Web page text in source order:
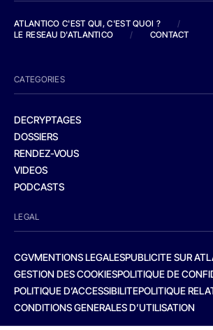
ATLANTICO C'EST QUI, C'EST QUOI ?
/
LE RESEAU D'ATLANTICO
/ CONTACT
CATEGORIES
DECRYPTAGES
DOSSIERS
RENDEZ-VOUS
VIDEOS
PODCASTS
LEGAL
CGVMENTIONS LEGALESPUBLICITE SUR
GESTION DES COOKIESPOLITIQUE DE
POLITIQUE D’ACCESSIBILITEPOLITIQUE
CONDITIONS GENERALES D’UTILISATION